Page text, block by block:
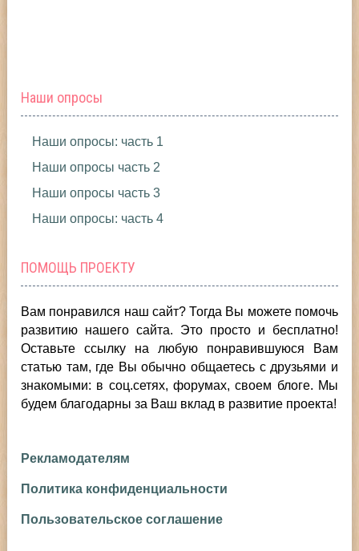
Наши опросы
Наши опросы: часть 1
Наши опросы часть 2
Наши опросы часть 3
Наши опросы: часть 4
ПОМОЩЬ ПРОЕКТУ
Вам понравился наш сайт? Тогда Вы можете помочь
развитию нашего сайта. Это просто и бесплатно!
Оставьте ссылку на любую понравившуюся Вам
статью там, где Вы обычно общаетесь с друзьями и
знакомыми: в соц.сетях, форумах, своем блоге. Мы
будем благодарны за Ваш вклад в развитие проекта!
Рекламодателям
Политика конфиденциальности
Пользовательское соглашение